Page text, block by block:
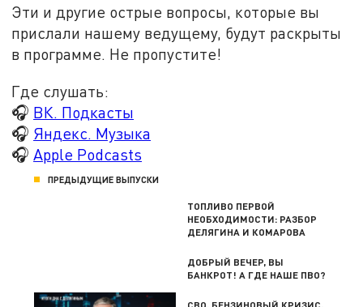
Эти и другие острые вопросы, которые вы
прислали нашему ведущему, будут раскрыты
в программе. Не пропустите!
Где слушать:
🎧 ВК. Подкасты
🎧 Яндекс. Музыка
🎧Apple Podcasts
ПРЕДЫДУЩИЕ ВЫПУСКИ
ТОПЛИВО ПЕРВОЙ
НЕОБХОДИМОСТИ: РАЗБОР
ДЕЛЯГИНА И КОМАРОВА
ДОБРЫЙ ВЕЧЕР, ВЫ
БАНКРОТ! А ГДЕ НАШЕ ПВО?
СВО, БЕНЗИНОВЫЙ КРИЗИС,